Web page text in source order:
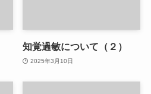
知覚過敏について（２）
2025年3月10日